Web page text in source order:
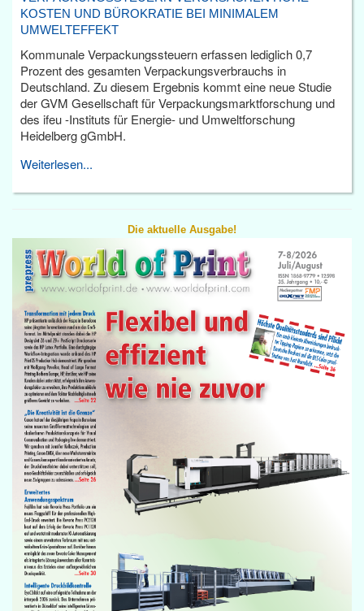
KOSTEN UND BÜROKRATIE BEI MINIMALEM
UMWELTEFFEKT
Kommunale Verpackungssteuern erfassen lediglich 0,7
Prozent des gesamten Verpackungsverbrauchs in
Deutschland. Zu diesem Ergebnis kommt eine neue Studie
der GVM Gesellschaft für Verpackungsmarktforschung und
des ifeu -Instituts für Energie- und Umweltforschung
Heidelberg gGmbH.
Weiterlesen...
Die aktuelle Ausgabe!